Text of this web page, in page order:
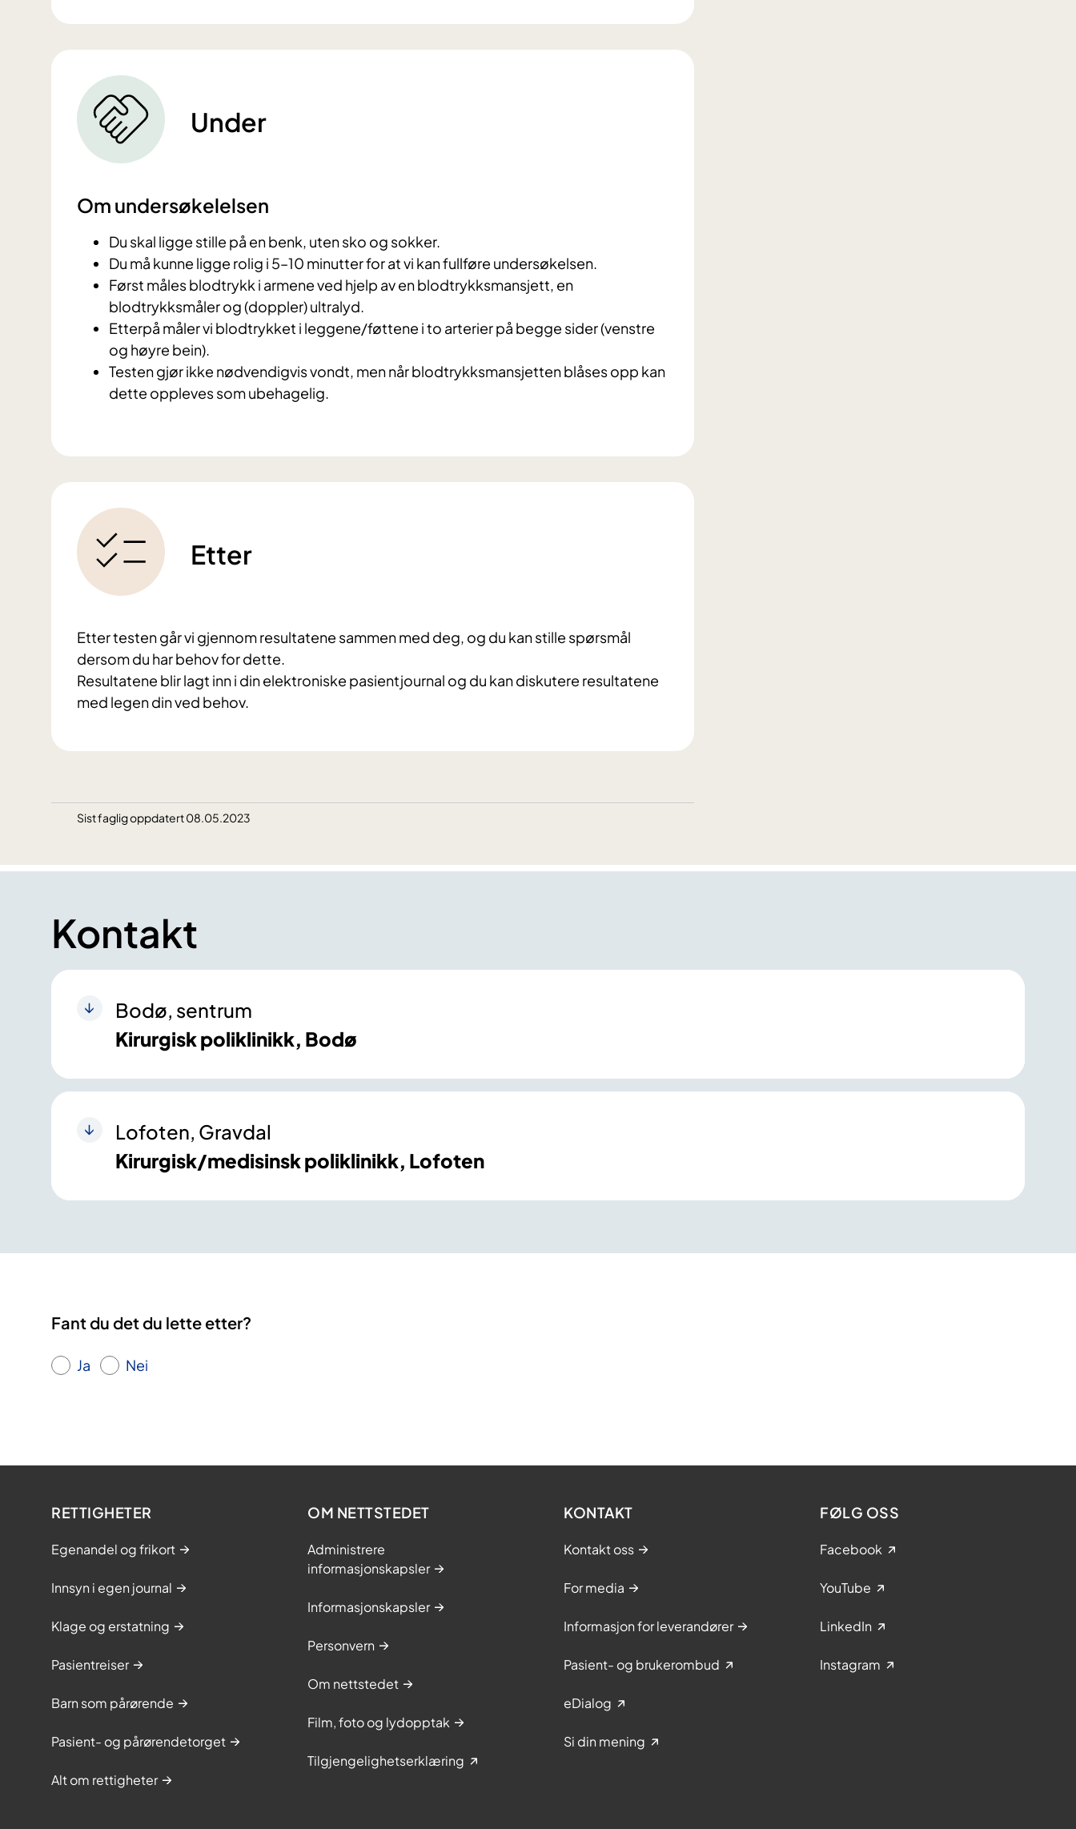
Under
Om undersøkelelsen
Du skal ligge stille på en benk, uten sko og sokker.
Du må kunne ligge rolig i 5–10 minutter for at vi kan fullføre undersøkelsen.
Først måles blodtrykk i armene ved hjelp av en blodtrykksmansjett, en
blodtrykksmåler og (doppler) ultralyd.
Etterpå måler vi blodtrykket i leggene/føttene i to arterier på begge sider (venstre
og høyre bein).
Testen gjør ikke nødvendigvis vondt, men når blodtrykksmansjetten blåses opp kan
dette oppleves som ubehagelig.
Etter
Etter testen går vi gjennom resultatene sammen med deg, og du kan stille spørsmål
dersom du har behov for dette.
Resultatene blir lagt inn i din elektroniske pasientjournal og du kan diskutere resultatene
med legen din ved behov.
Sist faglig oppdatert 08.05.2023
Kontakt
Bodø, sentrum
Kirurgisk poliklinikk, Bodø
Lofoten, Gravdal
Kirurgisk/medisinsk poliklinikk, Lofoten
Fant du det du lette etter?
Ja Nei
RETTIGHETER
Egenandel og frikort
Innsyn i egen journal
Klage og erstatning
Pasientreiser
Barn som pårørende
Pasient- og pårørendetorget
Alt om rettigheter
OM NETTSTEDET
Administrere
informasjonskapsler
Informasjonskapsler
Personvern
Om nettstedet
Film, foto og lydopptak
Tilgjengelighetserklæring
KONTAKT
Kontakt oss
For media
Informasjon for leverandører
Pasient- og brukerombud
eDialog
Si din mening
FØLG OSS
Facebook
YouTube
LinkedIn
Instagram